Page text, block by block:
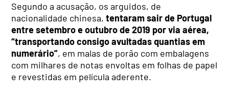
Segundo a acusação, os arguidos, de
nacionalidade chinesa,tentaram sair de Portugal
entre setembro e outubro de 2019 por via aérea,
“transportando consigo avultadas quantias em
numerário”, em malas de porão com embalagens
com milhares de notas envoltas em folhas de papel
e revestidas em película aderente.